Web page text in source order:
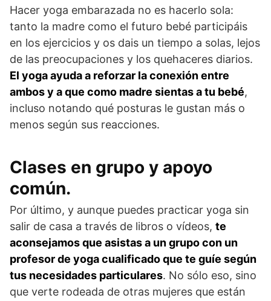
Hacer yoga embarazada no es hacerlo sola:
tanto la madre como el futuro bebé participáis
en los ejercicios y os dais un tiempo a solas, lejos
de las preocupaciones y los quehaceres diarios.
El yoga ayuda a reforzar la conexión entre
ambos y a que como madre sientas a tu bebé,
incluso notando qué posturas le gustan más o
menos según sus reacciones.
Clases en grupo y apoyo
común.
Por último, y aunque puedes practicar yoga sin
salir de casa a través de libros o vídeos, te
aconsejamos que asistas a un grupo con un
profesor de yoga cualificado que te guíe según
tus necesidades particulares. No sólo eso, sino
que verte rodeada de otras mujeres que están